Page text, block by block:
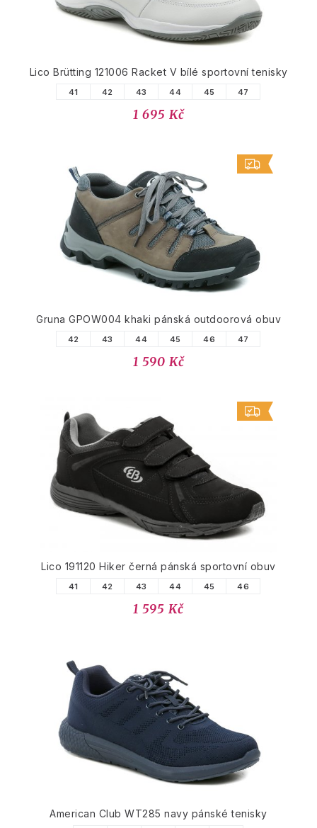
Lico Brütting 121006 Racket V bílé sportovní tenisky
41 42 43 44 45 47
1 695 Kč
Gruna GPOW004 khaki pánská outdoorová obuv
42 43 44 45 46 47
1 590 Kč
Lico 191120 Hiker černá pánská sportovní obuv
41 42 43 44 45 46
1 595 Kč
American Club WT285 navy pánské tenisky